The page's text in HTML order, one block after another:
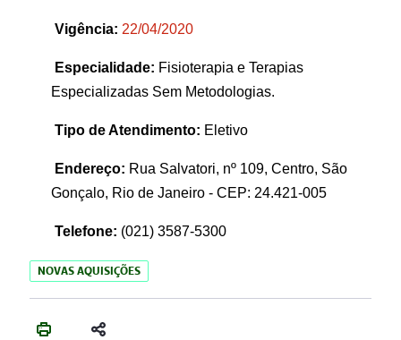
Vigência: 22/04/2020
Especialidade: Fisioterapia e Terapias
Especializadas Sem Metodologias.
Tipo de Atendimento: Eletivo
Endereço: Rua Salvatori, nº 109, Centro, São
Gonçalo, Rio de Janeiro - CEP: 24.421-005
Telefone: (021) 3587-5300
NOVAS AQUISIÇÕES